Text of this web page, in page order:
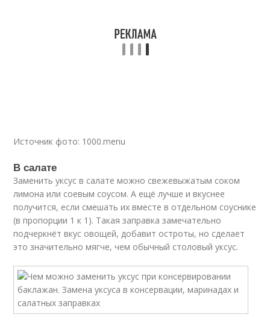
Источник фото: 1000.menu
В салате
Заменить уксус в салате можно свежевыжатым соком
лимона или соевым соусом. А ещё лучше и вкуснее
получится, если смешать их вместе в отдельном соуснике
(в пропорции 1 к 1). Такая заправка замечательно
подчеркнёт вкус овощей, добавит остроты, но сделает
это значительно мягче, чем обычный столовый уксус.